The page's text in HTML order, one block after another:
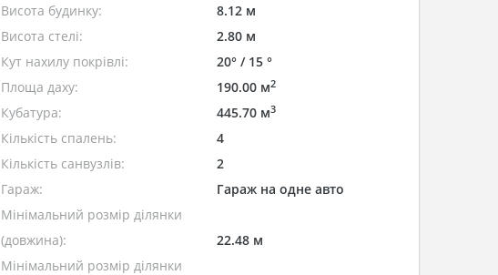
Висота будинку:
8.12 м
Висота стелі:
2.80 м
Кут нахилу покрівлі:
20° / 15 °
Площа даху:
190.00 м2
Кубатура: 445.70 м3
Кількість спалень:
4
Кількість санвузлів:
2
Гараж:
Гараж на одне авто
Мінімальний розмір ділянки
(довжина):
22.48 м
Мінімальний розмір ділянки